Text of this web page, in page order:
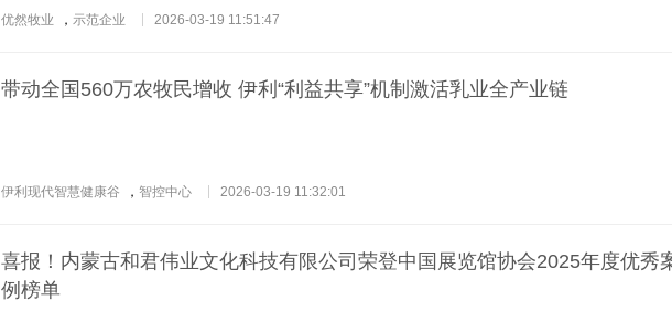
优然牧业 ， 示范企业 2026-03-19 11:51:47
带动全国560万农牧民增收 伊利“利益共享”机制激活乳业全产业链
伊利现代智慧健康谷 ， 智控中心 2026-03-19 11:32:01
喜报！内蒙古和君伟业文化科技有限公司荣登中国展览馆协会2025年度优秀
例榜单